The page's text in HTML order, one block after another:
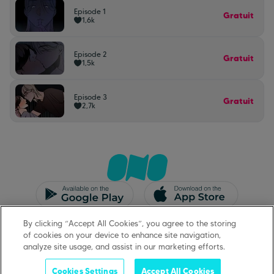
Episode 1
1,6k
Gratuit
Episode 2
1,5k
Gratuit
Episode 3
2,7k
Gratuit
Protection des données
Support
By clicking “Accept All Cookies”, you agree to the storing
of cookies on your device to enhance site navigation,
analyze site usage, and assist in our marketing efforts.
Cookies Settings Accept All Cookies